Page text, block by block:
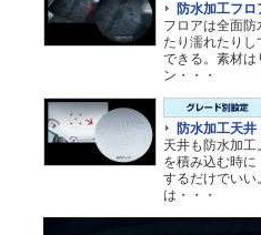
防水加工フロ
フロアは全面
たり濡れたりし
できる。素材は
ン・・・
防水加工天井
天井も防水加
を積み込む時
するだけでいい
は・・・